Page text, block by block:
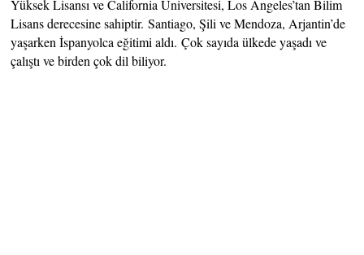
Yüksek Lisansı ve California Üniversitesi, Los Angeles’tan Bilim
Lisans derecesine sahiptir. Santiago, Şili ve Mendoza, Arjantin’de
yaşarken İspanyolca eğitimi aldı. Çok sayıda ülkede yaşadı ve
çalıştı ve birden çok dil biliyor.